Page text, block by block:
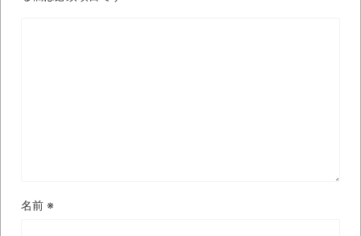
名前 ※